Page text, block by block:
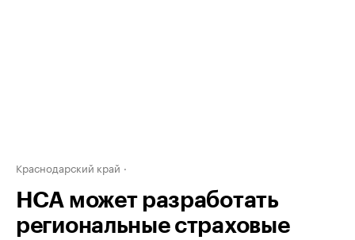
Краснодарский край
НСА может разработать
региональные страховые